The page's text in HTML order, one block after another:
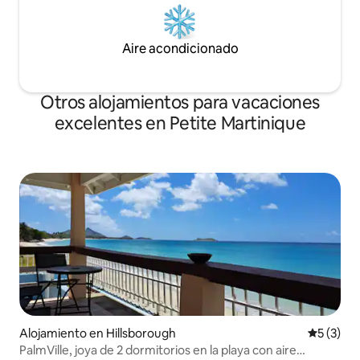
Aire acondicionado
Otros alojamientos para vacaciones
excelentes en Petite Martinique
Alojamiento en Hillsborough
5 (3)
PalmVille, joya de 2 dormitorios en la playa con aire